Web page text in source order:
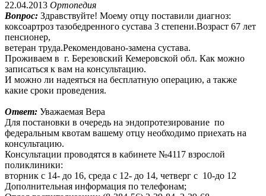
22.04.2013 Ортопедия
Вопрос: Здравствуйте! Моему отцу поставили диагноз:
коксоартроз тазобедренного сустава 3 степени.Возраст 67 лет
пенсионер,
ветеран труда.Рекомендовано-замена сустава.
Проживаем в г. Березовский Кемеровской обл. Как можно
записаться к вам на консультацию.
И можно ли надеяться на бесплатную операцию, а также
какие сроки проведения.
Ответ: Уважаемая Вера
Для постановки в очередь на эндопротезирование по
федеральным квотам вашему отцу необходимо приехать на
консультацию.
Консультации проводятся в кабинете №4117 взрослой
поликлиники:
вторник с 14- до 16, среда с 12- до 14, четверг с 10-до 12
Дополнительная информация по телефонам;